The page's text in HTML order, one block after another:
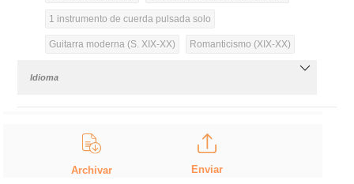
1 instrumento de cuerda pulsada solo
Guitarra moderna (S. XIX-XX) Romanticismo (XIX-XX)
Idioma
Archivar Enviar